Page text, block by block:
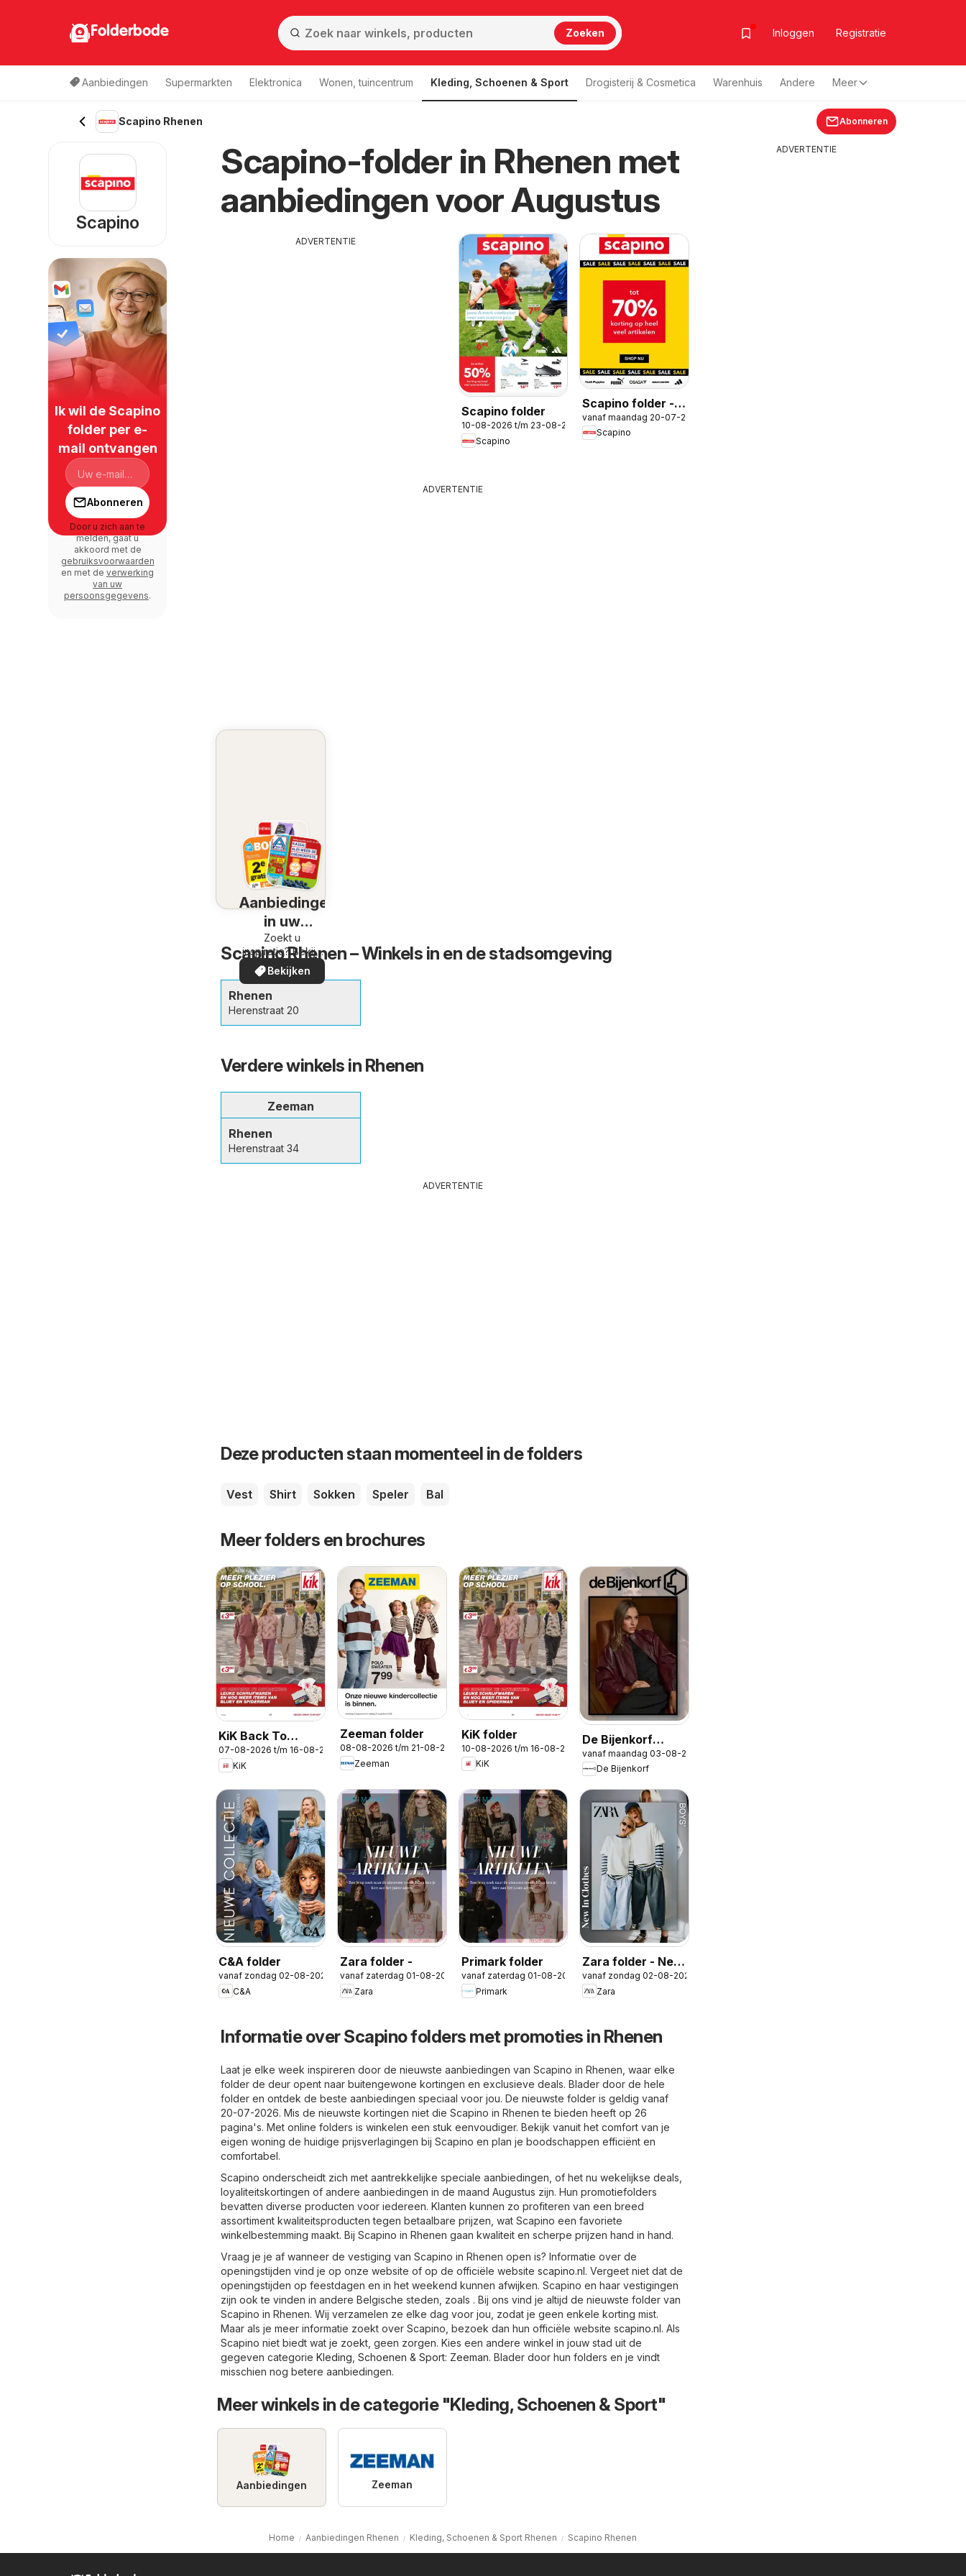
Folderbode Zoeken Inloggen Registratie
Aanbiedingen Supermarkten Elektronica Wonen, tuincentrum Kleding, Schoenen & Sport Drogisterij & Cosmetica Warenhuis Andere Meer
Scapino Rhenen Abonneren
Scapino-folder in Rhenen met
aanbiedingen voor Augustus
ADVERTENTIE
Scapino folder
10-08-2026 t/m 23-08-2026
Scapino
Scapino folder -
Sale 70% week
30
vanaf maandag 20-07-2026
Scapino
ADVERTENTIE
Aanbiedingen
in uw
omgeving
Zoekt u
inspiratie? Bekijk
de aanbiedingen
in uw buurt!
Bekijken
Scapino Rhenen – Winkels in en de stadsomgeving
Rhenen
Herenstraat 20
Verdere winkels in Rhenen
Zeeman
Rhenen
Herenstraat 34
ADVERTENTIE
Deze producten staan momenteel in de folders
Vest Shirt Sokken Speler Bal
Meer folders en brochures
KiK Back To
School
07-08-2026 t/m 16-08-2026
KiK
Zeeman folder
08-08-2026 t/m 21-08-2026
Zeeman
KiK folder
10-08-2026 t/m 16-08-2026
KiK
De Bijenkorf
folder
vanaf maandag 03-08-2026
De Bijenkorf
C&A folder
vanaf zondag 02-08-2026
C&A
Zara folder -
vanaf zaterdag 01-08-2026
Zara
Primark folder
vanaf zaterdag 01-08-2026
Primark
Zara folder - New
in Boys
vanaf zondag 02-08-2026
Zara
Informatie over Scapino folders met promoties in Rhenen
Laat je elke week inspireren door de nieuwste aanbiedingen van Scapino in Rhenen, waar elke
folder de deur opent naar buitengewone kortingen en exclusieve deals. Blader door de hele
folder en ontdek de beste aanbiedingen speciaal voor jou. De nieuwste folder is geldig vanaf
20-07-2026. Mis de nieuwste kortingen niet die Scapino in Rhenen te bieden heeft op 26
pagina's. Met online folders is winkelen een stuk eenvoudiger. Bekijk vanuit het comfort van je
eigen woning de huidige prijsverlagingen bij Scapino en plan je boodschappen efficiënt en
comfortabel.
Scapino onderscheidt zich met aantrekkelijke speciale aanbiedingen, of het nu wekelijkse deals,
loyaliteitskortingen of andere aanbiedingen in de maand Augustus zijn. Hun promotiefolders
bevatten diverse producten voor iedereen. Klanten kunnen zo profiteren van een breed
assortiment kwaliteitsproducten tegen betaalbare prijzen, wat Scapino een favoriete
winkelbestemming maakt. Bij Scapino in Rhenen gaan kwaliteit en scherpe prijzen hand in hand.
Vraag je je af wanneer de vestiging van Scapino in Rhenen open is? Informatie over de
openingstijden vind je op onze website of op de officiële website scapino.nl. Vergeet niet dat de
openingstijden op feestdagen en in het weekend kunnen afwijken. Scapino en haar vestigingen
zijn ook te vinden in andere Belgische steden, zoals . Bij ons vind je altijd de nieuwste folder van
Scapino in Rhenen. Wij verzamelen ze elke dag voor jou, zodat je geen enkele korting mist.
Maar als je meer informatie zoekt over Scapino, bezoek dan hun officiële website scapino.nl. Als
Scapino niet biedt wat je zoekt, geen zorgen. Kies een andere winkel in jouw stad uit de
gegeven categorie Kleding, Schoenen & Sport: Zeeman. Blader door hun folders en je vindt
misschien nog betere aanbiedingen.
Meer winkels in de categorie "Kleding, Schoenen & Sport"
Aanbiedingen Zeeman
Home Aanbiedingen Rhenen Kleding, Schoenen & Sport Rhenen Scapino Rhenen
Scapino
Ik wil de Scapino
folder per e-
mail ontvangen
Abonneren
Door u zich aan te
melden, gaat u
akkoord met de
gebruiksvoorwaarden
en met de verwerking
van uw
persoonsgegevens.
ADVERTENTIE